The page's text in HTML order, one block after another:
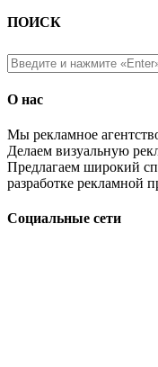
ПОИСК
О нас
Мы рекламное
Делаем визуальную
Предлагаем широкий
разработке рекламной
Социальные сети